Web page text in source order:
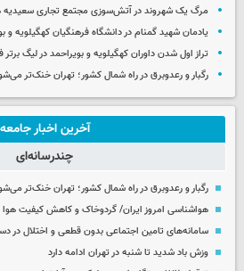
مرگ یک شهروند در آتش‌سوزی مجتمع تجاری
یادمان شهید گمنام در دانشگاه فرهنگیان کهگیلویه و
تراز اول شدن داوران کهگیلویه و بویراحمد در لیگ برتر
رگبار و رعدوبرق در راه شمال کشور؛ تهران خنک‌تر
آخرین اخبار جامعه
چندرسانه‌ای
رگبار و رعدوبرق در راه شمال کشور؛ تهران خنک‌تر
هواشناسی امروز ایران/ گردوخاک و کاهش کیفیت
سامانه‌های تامین اجتماعی بدون قطعی و اختلال در
وزش باد شدید تا شنبه در تهران ادامه دارد